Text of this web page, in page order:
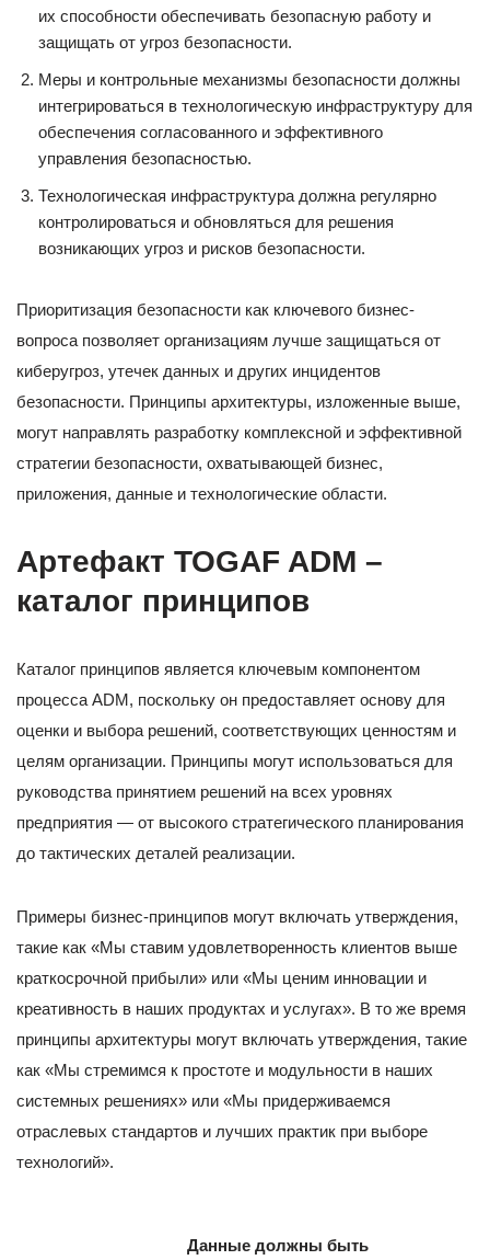
их способности обеспечивать безопасную работу и
защищать от угроз безопасности.
Меры и контрольные механизмы безопасности должны
интегрироваться в технологическую инфраструктуру для
обеспечения согласованного и эффективного
управления безопасностью.
Технологическая инфраструктура должна регулярно
контролироваться и обновляться для решения
возникающих угроз и рисков безопасности.
Приоритизация безопасности как ключевого бизнес-
вопроса позволяет организациям лучше защищаться от
киберугроз, утечек данных и других инцидентов
безопасности. Принципы архитектуры, изложенные выше,
могут направлять разработку комплексной и эффективной
стратегии безопасности, охватывающей бизнес,
приложения, данные и технологические области.
Артефакт TOGAF ADM –
каталог принципов
Каталог принципов является ключевым компонентом
процесса ADM, поскольку он предоставляет основу для
оценки и выбора решений, соответствующих ценностям и
целям организации. Принципы могут использоваться для
руководства принятием решений на всех уровнях
предприятия — от высокого стратегического планирования
до тактических деталей реализации.
Примеры бизнес-принципов могут включать утверждения,
такие как «Мы ставим удовлетворенность клиентов выше
краткосрочной прибыли» или «Мы ценим инновации и
креативность в наших продуктах и услугах». В то же время
принципы архитектуры могут включать утверждения, такие
как «Мы стремимся к простоте и модульности в наших
системных решениях» или «Мы придерживаемся
отраслевых стандартов и лучших практик при выборе
технологий».
Данные должны быть